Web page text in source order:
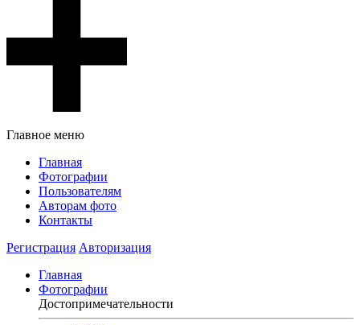
Главное меню
Главная
Фотографии
Пользователям
Авторам фото
Контакты
Регистрация Авторизация
Главная
Фотографии
Достопримечательности